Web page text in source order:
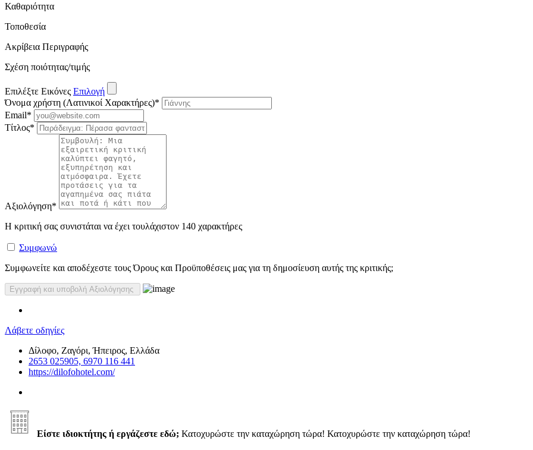
Καθαριότητα
Τοποθεσία
Ακρίβεια Περιγραφής
Σχέση ποιότητας/τιμής
Επιλέξτε Εικόνες Επιλογή
Όνομα χρήστη (Λατινικοί Χαρακτήρες)*
Email*
Τίτλος*
Αξιολόγηση*
Η κριτική σας συνιστάται να έχει τουλάχιστον 140 χαρακτήρες
Συμφωνώ
Συμφωνείτε και αποδέχεστε τους Όρους και Προϋποθέσεις μας για τη δημοσίευση αυτής της κριτικής;
Λάβετε οδηγίες
Δίλοφο, Ζαγόρι, Ήπειρος, Ελλάδα
2653 025905, 6970 116 441
https://dilofohotel.com/
Είστε ιδιοκτήτης ή εργάζεστε εδώ; Κατοχυρώστε την καταχώρηση τώρα! Κατοχυρώστε την καταχώρηση τώρα!